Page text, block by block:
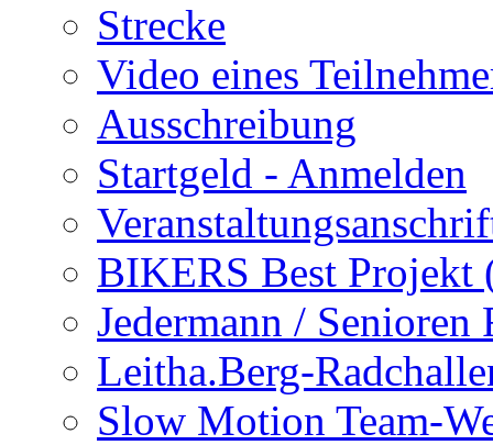
Strecke
Video eines
Ausschreibung
Startgeld - Anmelden
BIKERS Best Projekt
Jedermann / Senioren
Leitha.Berg-
Slow Motion Team-